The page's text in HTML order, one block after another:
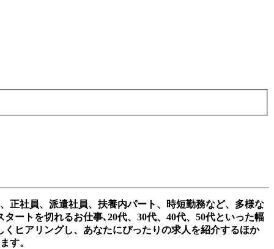
正社員、派遣社員、扶養内パート、時短勤務など、多様な
ートを切れるお仕事､20代、30代、40代、50代といった幅
ヒアリングし、あなたにぴったりの求人を紹介するほか
す。